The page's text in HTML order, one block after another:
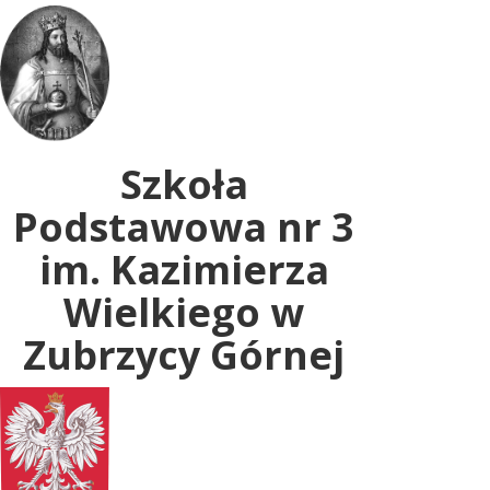
Uwaga:
ta
witryna
zawiera
system
dostępności.
Szkoła
Podstawowa nr 3
im. Kazimierza
Wielkiego w
Zubrzycy Górnej